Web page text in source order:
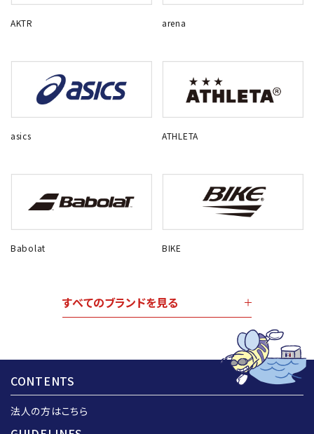
AKTR arena
asics ATHLETA
Babolat BIKE
すべてのブランドを見る
CONTENTS
法人の方はこちら